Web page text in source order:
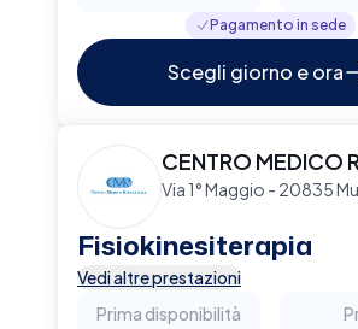
Pagamento in sede
Scegli giorno e ora
CENTRO MEDICO
Via 1° Maggio - 20835
Fisiokinesiterapia
Vedi altre prestazioni
Prima disponibilità